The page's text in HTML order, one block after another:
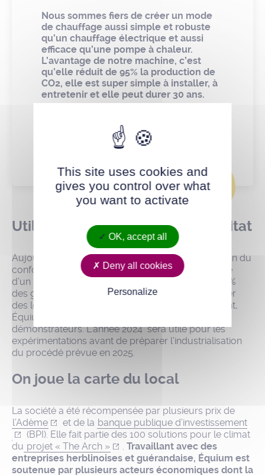
Nous sommes fiers de créer un mode
de chauffage aussi simple et robuste
qu’un chauffage électrique et aussi
efficace qu’une pompe à chaleur.
L’avantage de notre machine, c’est
qu’elle réduit de 95% la production de
CO2, elle est super simple à installer, à
entretenir et elle peut durer 30 ans.
- Fondateur et dirigeant
Utile pour la rénovation de l’habitat
Aujourd’hui, Équium se positionne sur la rénovation du
confort thermique de l’habitat car 80 % de l’énergie
d’un logement sert à se chauffer et représente 20 %
des gaz à effets de serre. La société espère équiper
des logements sociaux, des bureaux. Actuellement,
Équium travaille sur la fabrication de prototypes
démonstrateurs. L’année 2024 sera utile pour les
expérimentations avant de préparer l’industrialisation
du procédé prévue en 2025.
On joue la carte du local
La société a été récompensée par plusieurs prix de
l’Adème
et de la banque publique d’investissement
(BPI). Elle fait partie des 100 solutions pour le climat
du projet « The Arch »
Travaillant avec des
entreprises herblinoises et guérandaise, Équium est
soutenue par plusieurs acteurs économiques dont la
This site uses cookies and
gives you control over what
you want to activate
OK, accept all
Deny all cookies
Personalize